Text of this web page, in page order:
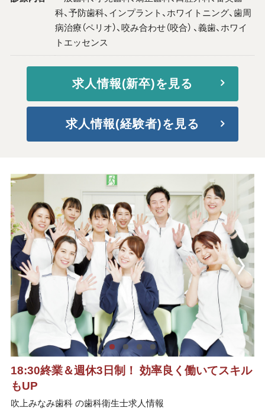
科、予防歯科、インプラント、ホワイトニング、歯周
病治療（ペリオ）、咬み合わせ（咬合） 、義歯、ホワイ
トエッセンス
求人情報(新卒)を見る
求人情報(経験者)を見る
18:30終業＆週休3日制！ 効率良く働いてスキル
もUP
吹上みなみ歯科 の歯科衛生士求人情報